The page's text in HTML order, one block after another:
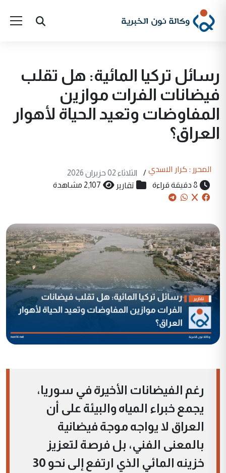
رسائل تركيا المائية: هل تقلب
فيضانات الفرات موازين
المفاوضات وتعيد الحياة لأهوار
العراق؟
المحرر : كرار الاسدي /
الثلاثاء 02 حزيران 2026
8 دقيقة قراءة
تقارير 2,107 مشاهدة
رغم الفيضانات الأخيرة في سوريا،
يجمع خبراء المياه والبيئة على أن
العراق لا يواجه موجة فيضانية
بالمعنى الفني، بل فرصة لتعزيز
خزينه المائي الذي ارتفع إلى نحو 30